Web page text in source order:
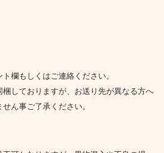
欄もしくはご連絡ください。
しておりますが、お送り先が異なる方へ
ん事ご了承ください。